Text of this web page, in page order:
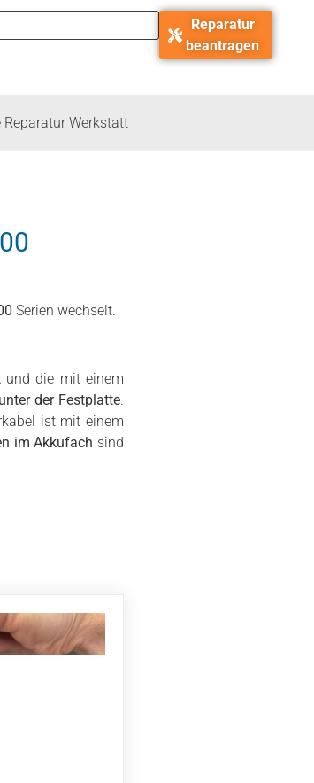
Reparatur
beantragen
Reparatur Werkstatt
Serien wechselt.
und die mit einem
unter der Festplatte.
ist mit einem
im Akkufach sind